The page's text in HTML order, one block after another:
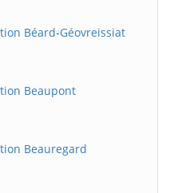
Béard-Géovreissiat
Beaupont
Beauregard